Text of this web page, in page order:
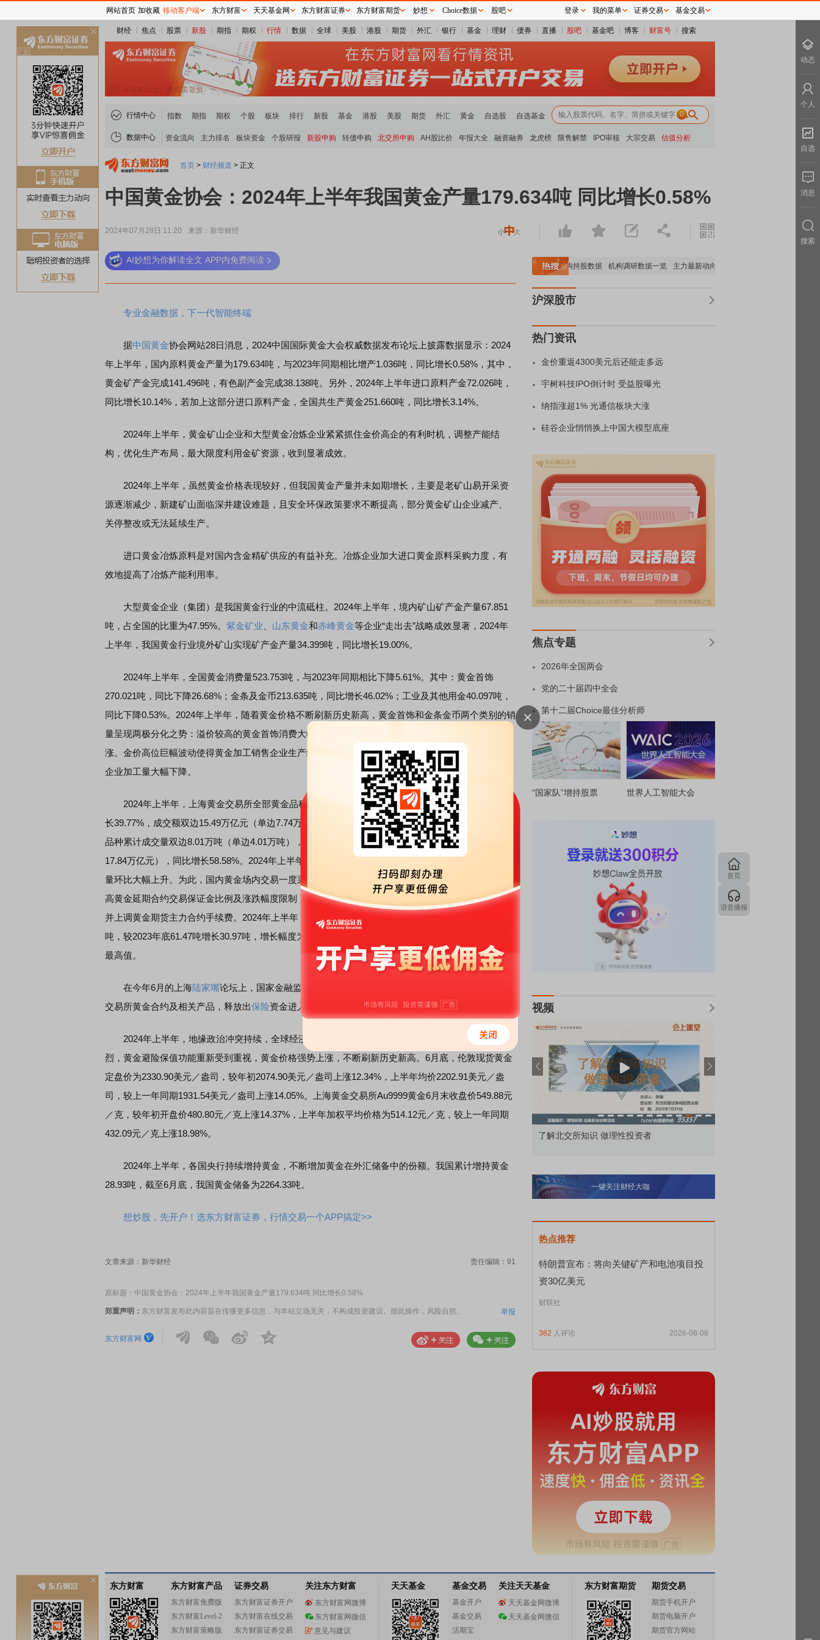
财经 焦点 股票 新股 期指 期权 行情 数据 全球 美股 港股 期货 外汇 银行 基金 理财 债券 直播 股吧 基金吧 博客 财富号 搜索
行情中心 指数 期指 期权 个股 板块 排行 新股 基金 港股 美股 期货 外汇 黄金 自选股 自选基金 0
数据中心 资金流向 主力排名 板块资金 个股研报 新股申购 转债申购 北交所申购 AH股比价 年报大全 融资融券 龙虎榜 限售解禁 IPO审核 大宗交易 估值分析
首页 > 财经频道 > 正文
中国黄金协会：2024年上半年我国黄金产量179.634吨 同比增长0.58%
2024年07月28日 11:20 来源：新华财经
AI妙想为你解读全文 APP内免费阅读
专业金融数据，下一代智能终端
据中国黄金协会网站28日消息，2024中国国际黄金大会权威数据发布论坛上披露数据显示：2024
年上半年，国内原料黄金产量为179.634吨，与2023年同期相比增产1.036吨，同比增长0.58%，其中，
黄金矿产金完成141.496吨，有色副产金完成38.138吨。另外，2024年上半年进口原料产金72.026吨，
同比增长10.14%，若加上这部分进口原料产金，全国共生产黄金251.660吨，同比增长3.14%。
2024年上半年，黄金矿山企业和大型黄金冶炼企业紧紧抓住金价高企的有利时机，调整产能结
构，优化生产布局，最大限度利用金矿资源，收到显著成效。
2024年上半年，虽然黄金价格表现较好，但我国黄金产量并未如期增长，主要是老矿山易开采资
源逐渐减少，新建矿山面临深井建设难题，且安全环保政策要求不断提高，部分黄金矿山企业减产、
关停整改或无法延续生产。
进口黄金冶炼原料是对国内含金精矿供应的有益补充。冶炼企业加大进口黄金原料采购力度，有
效地提高了冶炼产能利用率。
大型黄金企业（集团）是我国黄金行业的中流砥柱。2024年上半年，境内矿山矿产金产量67.851
吨，占全国的比重为47.95%。 紫金矿业 山东黄金和赤峰黄金等企业“走出去”战略成效显著，2024年
上半年，我国黄金行业境外矿山实现矿产金产量34.399吨，同比增长19.00%。
2024年上半年，全国黄金消费量523.753吨，与2023年同期相比下降5.61%。其中：黄金首饰
270.021吨，同比下降26.68%；金条及金币213.635吨，同比增长46.02%；工业及其他用金40.097吨，
同比下降0.53%。2024年上半年，随着黄金价格不断刷新历史新高，黄金首饰和金条金币两个类别的销
量呈现两极分化之势：溢价较高的黄金首饰消费大幅下降，溢价相对较低的金条及金币消费大幅上
涨。金价高位巨幅波动使得黄金加工销售企业生产经营风险增大，批发零售企业进货减少，首饰加工
企业加工量大幅下降。
2024年上半年，上海黄金交易所全部黄金品种累计成交量双边2.98万吨（单边1.49万吨），同比增
长39.77%，成交额双边15.49万亿元（单边7.74万亿元），同比增长68.48%。上海期货交易所全部黄金
品种累计成交量双边8.01万吨（单边4.01万吨），同比增长34.74%，成交额双边35.67万亿元（单边
17.84万亿元），同比增长58.58%。2024年上半年，尤其是进入3月份以后，黄金价格上涨较快，交易
量环比大幅上升。为此，国内黄金场内交易一度采取市场风险控制措施。上海黄金交易所发布通知提
高黄金延期合约交易保证金比例及涨跌幅度限制，上海期货交易所则对黄金期货品种实施交易限额，
并上调黄金期货主力合约手续费。2024年上半年，受金价上涨提振，国内黄金ETF持有量上升至92.44
吨，较2023年底61.47吨增长30.97吨，增长幅度为50.38%，是2013年7月国内黄金ETF上市以来的历史
最高值。
在今年6月的上海陆家嘴论坛上，国家金融监督管理局表示要积极探索
交易所黄金合约及相关产品，释放出保险资金进入黄金投资市场的积极信号。
2024年上半年，地缘政治冲突持续，全球经济复苏乏力，通胀高企，单边主义、保护主义愈演愈
烈，黄金避险保值功能重新受到重视，黄金价格强势上涨，不断刷新历史新高。6月底，伦敦现货黄金
定盘价为2330.90美元／盎司，较年初2074.90美元／盎司上涨12.34%，上半年均价2202.91美元／盎
司，较上一年同期1931.54美元／盎司上涨14.05%。上海黄金交易所Au9999黄金6月末收盘价549.88元
／克，较年初开盘价480.80元／克上涨14.37%，上半年加权平均价格为514.12元／克，较上一年同期
432.09元／克上涨18.98%。
2024年上半年，各国央行持续增持黄金，不断增加黄金在外汇储备中的份额。我国累计增持黄金
28.93吨，截至6月底，我国黄金储备为2264.33吨。
想炒股，先开户！选东方财富证券，行情交易一个APP搞定>>
文章来源：新华财经 责任编辑：91
原标题：中国黄金协会：2024年上半年我国黄金产量179.634吨 同比增长0.58%
郑重声明： 东方财富发布此内容旨在传播更多信息，与本站立场无关，不构成投资建议。据此操作，风险自担。 举报
东方财富网
稀土板块领涨 重要机构持股数据 机构调研数据一览 主力最新动向 上市公司限售股解禁一览
沪深股市
热门资讯
金价重返4300美元后还能走多远
宇树科技IPO倒计时 受益股曝光
纳指涨超1% 光通信板块大涨
硅谷企业悄悄换上中国大模型底座
焦点专题
2026年全国两会
党的二十届四中全会
第十二届Choice最佳分析师
“国家队”增持股票 世界人工智能大会
视频
连线｜东方财富证券陈果：A股再平衡的
债券知识通识：从基础认知到特色品种 市价委托那么多种，究竟怎么用？
一键关注财经大咖
热点推荐
特朗普宣布：将向关键矿产和电池项目投
资30亿美元
财联社
382 人评论 2026-08-08
首页
语音播报
东方财富 东方财富产品
东方财富免费版
东方财富Level-2
东方财富策略版
证券交易
东方财富证券开户
东方财富在线交易
东方财富证券交易
关注东方财富
东方财富网微博
东方财富网微信
意见与建议
天天基金 基金交易
基金开户
基金交易
活期宝
关注天天基金
天天基金网微博
天天基金网微信
东方财富期货 期货交易
期货手机开户
期货电脑开户
期货官方网站
网站首页 加收藏 移动客户端 东方财富 天天基金网 东方财富证券 东方财富期货 妙想 Choice数据 股吧 登录 我的菜单 证券交易 基金交易
动态
个人
自选
消息
搜索
关